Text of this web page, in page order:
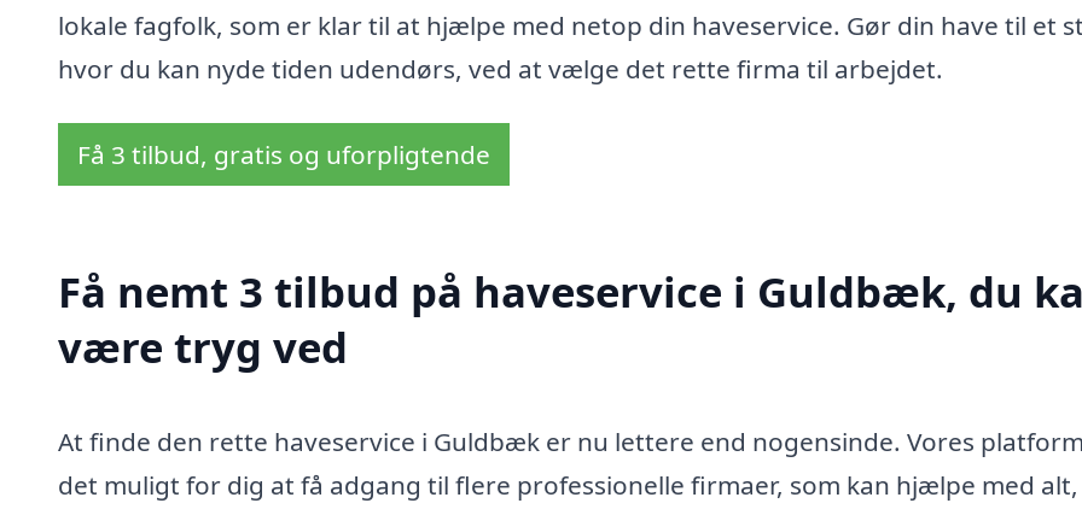
lokale fagfolk, som er klar til at hjælpe med netop din haveservice. Gør din have til et
hvor du kan nyde tiden udendørs, ved at vælge det rette firma til arbejdet.
Få 3 tilbud, gratis og uforpligtende
Få nemt 3 tilbud på haveservice i Guldbæk, du
være tryg ved
At finde den rette haveservice i Guldbæk er nu lettere end nogensinde. Vores
det muligt for dig at få adgang til flere professionelle firmaer, som kan hjælpe med alt,